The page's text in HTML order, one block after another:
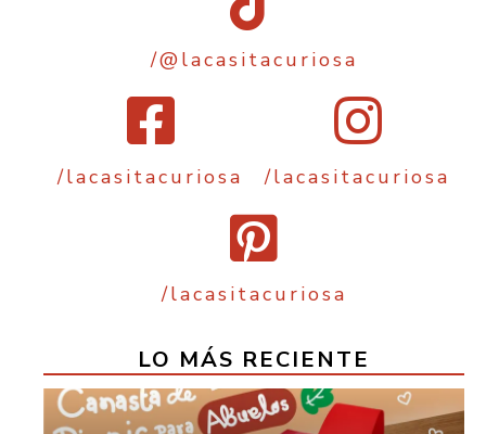
/@lacasitacuriosa
/lacasitacuriosa /lacasitacuriosa
/lacasitacuriosa
LO MÁS RECIENTE